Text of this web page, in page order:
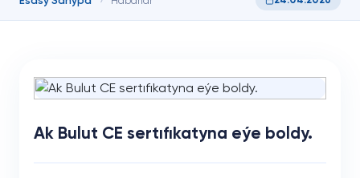
Ak Bulut CE sertıfıkatyna eýe boldy.